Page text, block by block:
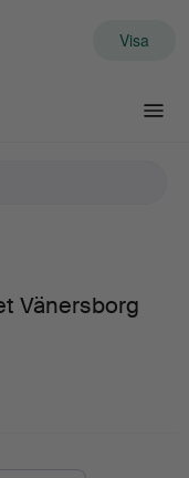
Visa
Vänersborg